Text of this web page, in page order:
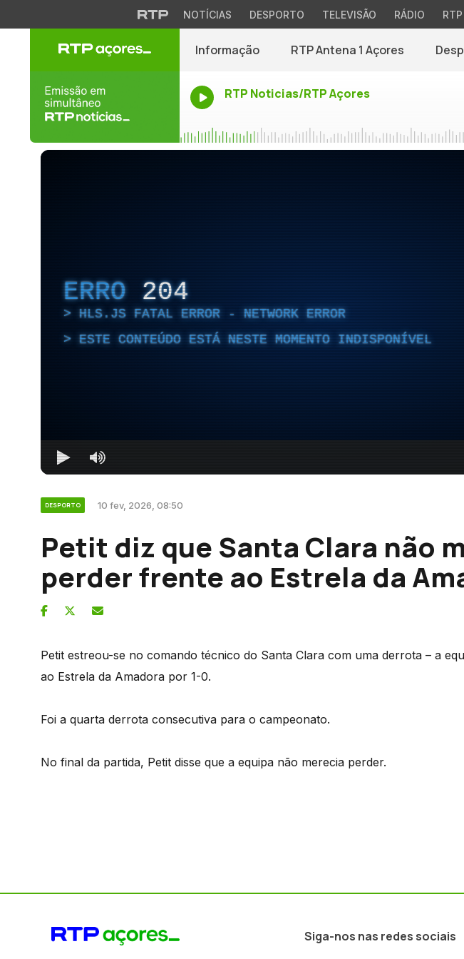
NOTÍCIAS DESPORTO TELEVISÃO RÁDIO
Informação RTP Antena 1 Açores
RTP Noticias/RTP Açores
ERRO 204
HLS.JS FATAL ERROR - NETWORK ERROR
ESTE CONTEÚDO ESTÁ NESTE MOMENTO INDISPONÍVEL
DESPORTO 10 fev, 2026, 08:50
Petit diz que Santa Clara não
perder frente ao Estrela da
Petit estreou-se no comando técnico do Santa Clara com uma derrota – a
ao Estrela da Amadora por 1-0.
Foi a quarta derrota consecutiva para o campeonato.
No final da partida, Petit disse que a equipa não merecia perder.
Siga-nos nas redes sociais